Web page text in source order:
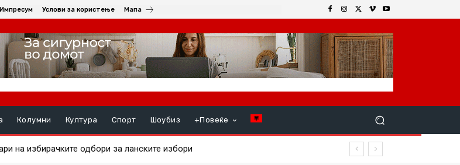
Импресум Услови за користење Мапа
Колумни Култура Спорт Шоубиз +Повеќе
избирачките одбори за ланските избори